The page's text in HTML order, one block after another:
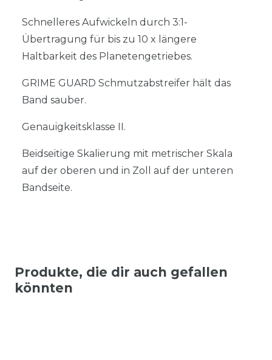
Schnelleres Aufwickeln durch 3:1-
Übertragung für bis zu 10 x längere
Haltbarkeit des Planetengetriebes.
GRIME GUARD Schmutzabstreifer hält das
Band sauber.
Genauigkeitsklasse II.
Beidseitige Skalierung mit metrischer Skala
auf der oberen und in Zoll auf der unteren
Bandseite.
Produkte, die dir auch gefallen
könnten